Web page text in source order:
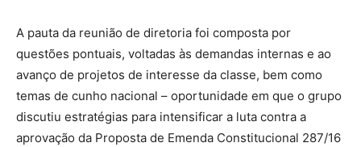
A pauta da reunião de diretoria foi composta por
questões pontuais, voltadas às demandas internas e ao
avanço de projetos de interesse da classe, bem como
temas de cunho nacional – oportunidade em que o grupo
discutiu estratégias para intensificar a luta contra a
aprovação da Proposta de Emenda Constitucional 287/16